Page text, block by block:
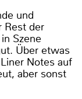
und
Rest der
Szene
Über etwas
Notes auf
aber sonst